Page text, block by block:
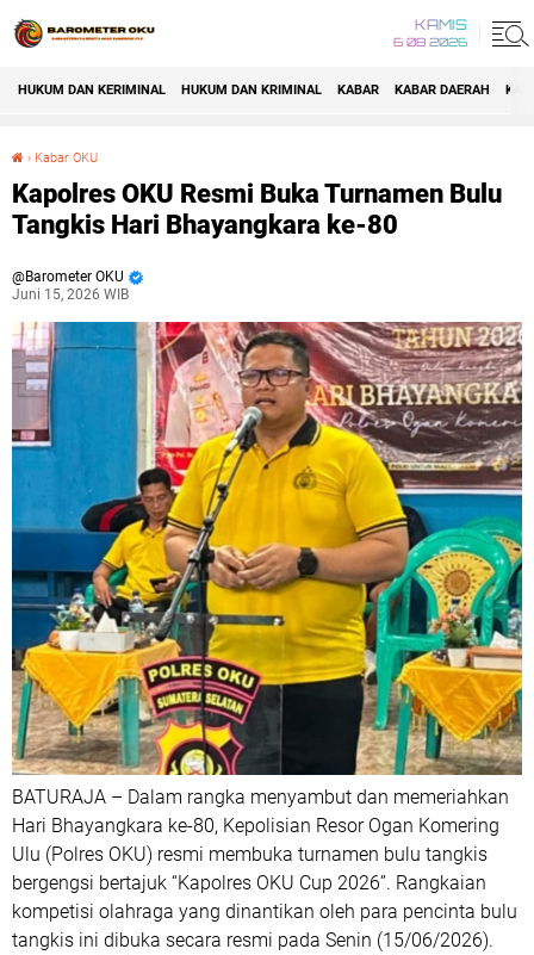
KAMIS
6 08 2026
HUKUM DAN KERIMINAL HUKUM DAN KRIMINAL KABAR KABAR DAERAH
› Kabar OKU
Kapolres OKU Resmi Buka Turnamen Bulu
Tangkis Hari Bhayangkara ke-80
Barometer OKU
Juni 15, 2026 WIB
BATURAJA – Dalam rangka menyambut dan memeriahkan
Hari Bhayangkara ke-80, Kepolisian Resor Ogan Komering
Ulu (Polres OKU) resmi membuka turnamen bulu tangkis
bergengsi bertajuk “Kapolres OKU Cup 2026”. Rangkaian
kompetisi olahraga yang dinantikan oleh para pencinta bulu
tangkis ini dibuka secara resmi pada Senin (15/06/2026).